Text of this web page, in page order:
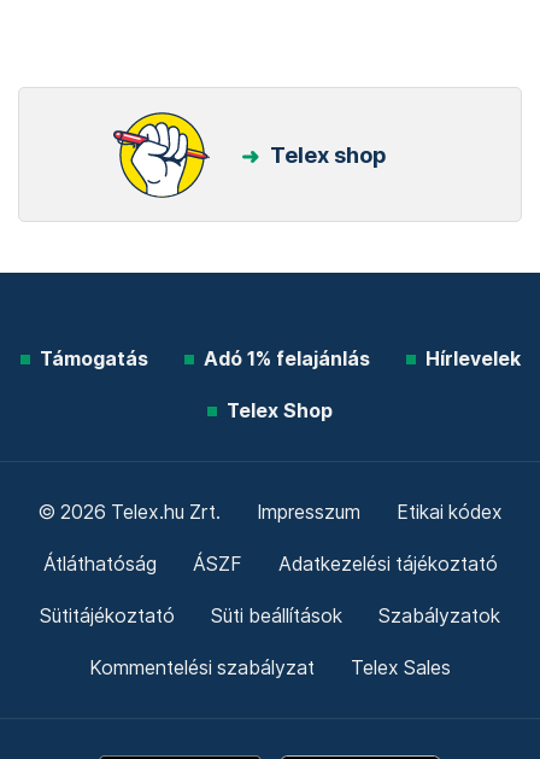
Telex shop
Támogatás Adó 1% felajánlás Hírlevelek
Telex Shop
© 2026 Telex.hu Zrt. Impresszum Etikai kódex
Átláthatóság ÁSZF Adatkezelési tájékoztató
Sütitájékoztató Süti beállítások Szabályzatok
Kommentelési szabályzat Telex Sales